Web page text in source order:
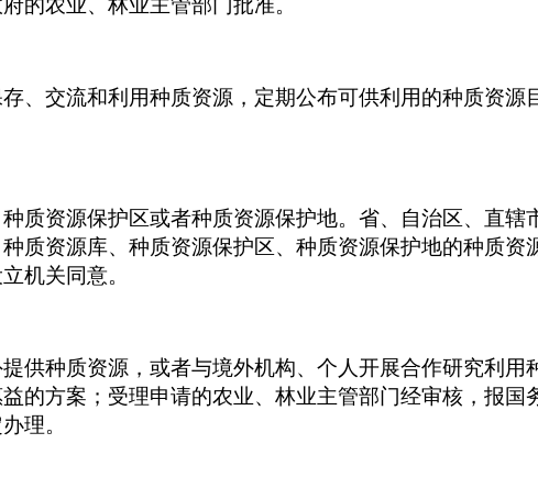
的农业、林业主管部门批准。
、交流和利用种质资源，定期公布可供利用的种质资
质资源保护区或者种质资源保护地。省、自治区、直
质资源库、种质资源保护区、种质资源保护地的种质资
机关同意。
供种质资源，或者与境外机构、个人开展合作研究利
的方案；受理申请的农业、林业主管部门经审核，报
理。